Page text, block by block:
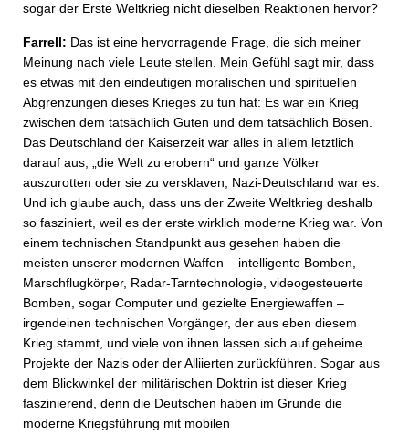
sogar der Erste Weltkrieg nicht dieselben Reaktionen hervor?
Farrell: Das ist eine hervorragende Frage, die sich meiner
Meinung nach viele Leute stellen. Mein Gefühl sagt mir, dass
es etwas mit den eindeutigen moralischen und spirituellen
Abgrenzungen dieses Krieges zu tun hat: Es war ein Krieg
zwischen dem tatsächlich Guten und dem tatsächlich Bösen.
Das Deutschland der Kaiserzeit war alles in allem letztlich
darauf aus, „die Welt zu erobern“ und ganze Völker
auszurotten oder sie zu versklaven; Nazi-Deutschland war es.
Und ich glaube auch, dass uns der Zweite Weltkrieg deshalb
so fasziniert, weil es der erste wirklich moderne Krieg war. Von
einem technischen Standpunkt aus gesehen haben die
meisten unserer modernen Waffen – intelligente Bomben,
Marschflugkörper, Radar-Tarntechnologie, videogesteuerte
Bomben, sogar Computer und gezielte Energiewaffen –
irgendeinen technischen Vorgänger, der aus eben diesem
Krieg stammt, und viele von ihnen lassen sich auf geheime
Projekte der Nazis oder der Alliierten zurückführen. Sogar aus
dem Blickwinkel der militärischen Doktrin ist dieser Krieg
faszinierend, denn die Deutschen haben im Grunde die
moderne Kriegsführung mit mobilen